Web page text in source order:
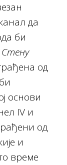
да
би
Стену
од
основи
IV и
од
и
време